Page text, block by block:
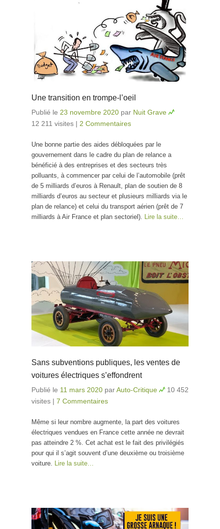
Une transition en trompe-l’oeil
Publié le 23 novembre 2020 par Nuit Grave
12 211 visites | 2 Commentaires
Une bonne partie des aides débloquées par le
gouvernement dans le cadre du plan de relance a
bénéficié à des entreprises et des secteurs très
polluants, à commencer par celui de l’automobile (prêt
de 5 milliards d’euros à Renault, plan de soutien de 8
milliards d’euros au secteur et plusieurs milliards via le
plan de relance) et celui du transport aérien (prêt de 7
milliards à Air France et plan sectoriel).
Lire la suite…
Sans subventions publiques, les ventes de
voitures électriques s’effondrent
Publié le 11 mars 2020 parAuto-Critique
10 452
visites | 7 Commentaires
Même si leur nombre augmente, la part des voitures
électriques vendues en France cette année ne devrait
pas atteindre 2 %. Cet achat est le fait des privilégiés
pour qui il s’agit souvent d’une deuxième ou troisième
voiture.
Lire la suite…